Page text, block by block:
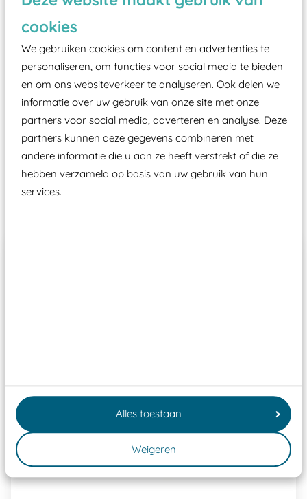
cookies
We gebruiken cookies om content en advertenties te
personaliseren, om functies voor social media te bieden
en om ons websiteverkeer te analyseren. Ook delen we
informatie over uw gebruik van onze site met onze
partners voor social media, adverteren en analyse. Deze
partners kunnen deze gegevens combineren met
andere informatie die u aan ze heeft verstrekt of die ze
hebben verzameld op basis van uw gebruik van hun
services.
Alles toestaan
Weigeren
zoals kunstgras, rubber tegels of boomschors?
Elk speeltoestel in de openbare ruimte voorzien
moet zijn van een typekeuring, -plaatje en
certificering, uitgegeven door een Nederlands
aangewezen keuringsinstantie?
Wij ook speeltoestellen kunnen laten keuren zodat
ze toch binnen het Warenwetbesluit Attractie- en
Speeltoestellen vallen?